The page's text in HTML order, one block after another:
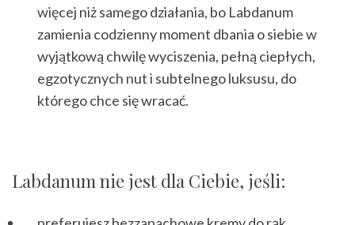
więcej niż samego działania, bo Labdanum
zamienia codzienny moment dbania o siebie w
wyjątkową chwilę wyciszenia, pełną ciepłych,
egzotycznych nut i subtelnego luksusu, do
którego chce się wracać.
Labdanum nie jest dla Ciebie, jeśli: